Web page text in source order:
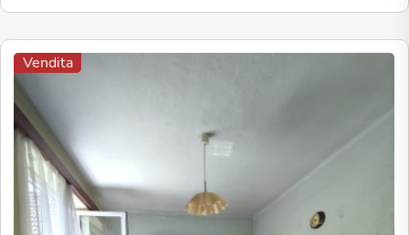
Vendita